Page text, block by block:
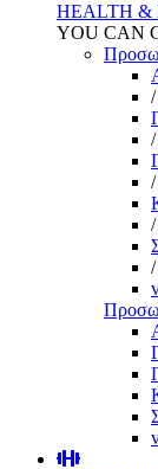
HEALTH &
YOU CAN
/
/
/
/
/